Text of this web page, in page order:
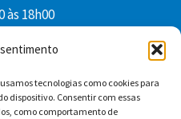
tecnologias como cookies para
dispositivo. Consentir com essas
como comportamento de
às 18h00
Instagram
Whatsapp